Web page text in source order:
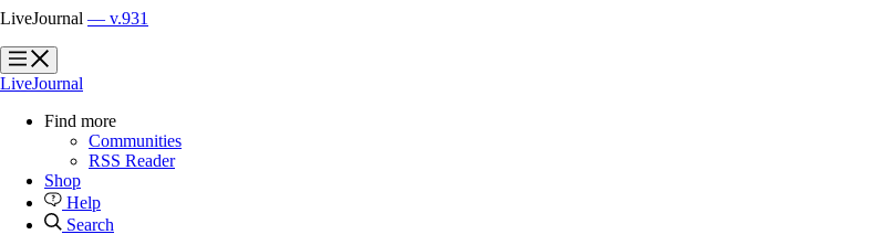
LiveJournal — v.931
?
?
LiveJournal
Find more
Communities
RSS Reader
Shop
Help
Search